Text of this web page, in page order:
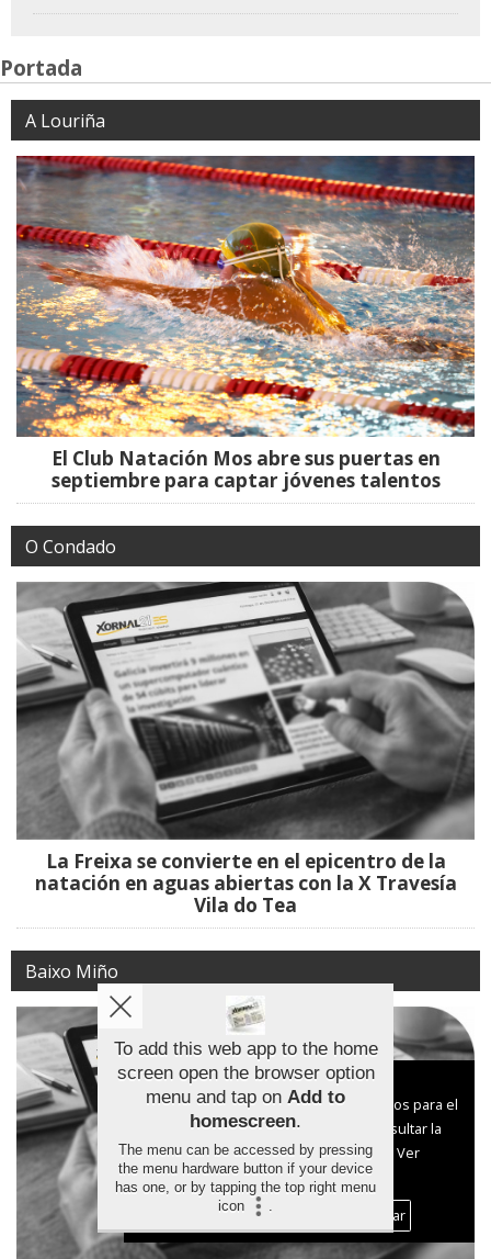
Portada
A Louriña
El Club Natación Mos abre sus puertas en
septiembre para captar jóvenes talentos
O Condado
La Freixa se convierte en el epicentro de la
natación en aguas abiertas con la X Travesía
Vila do Tea
Baixo Miño
Aviso sobre el Uso de cookies:
Utilizamos cookies nuestras y de terceros para el
funcionamiento del digital. Puedes consultar la
lista de cookies y como desconectarlas.
Ver
nuestra Política de Privacidad y Cookies
Aceptar Cookies
Personalizar
To add this web app to the home
screen open the browser option
menu and tap on Add to
homescreen.
The menu can be accessed by pressing
the menu hardware button if your device
has one, or by tapping the top right menu
icon
.